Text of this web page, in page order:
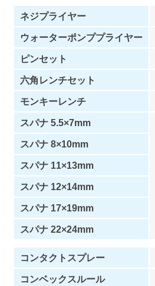
ネジプライヤー
ウォーターポンププライヤー
ピンセット
六角レンチセット
モンキーレンチ
スパナ 5.5×7mm
スパナ 8×10mm
スパナ 11×13mm
スパナ 12×14mm
スパナ 17×19mm
スパナ 22×24mm
コンタクトスプレー
コンベックスルール